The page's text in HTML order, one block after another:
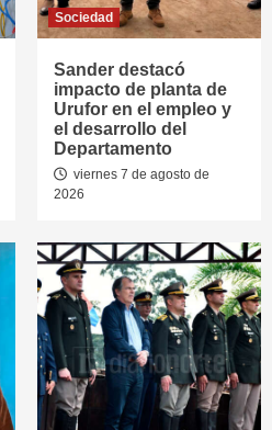
Sociedad
Sander destacó
impacto de planta de
Urufor en el empleo y
el desarrollo del
Departamento
viernes 7 de agosto de
2026